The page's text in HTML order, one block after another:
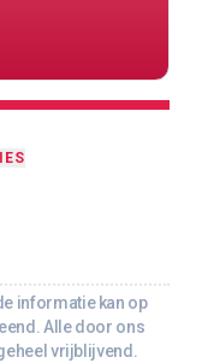
informatie kan op
Alle door ons
vrijblijvend.